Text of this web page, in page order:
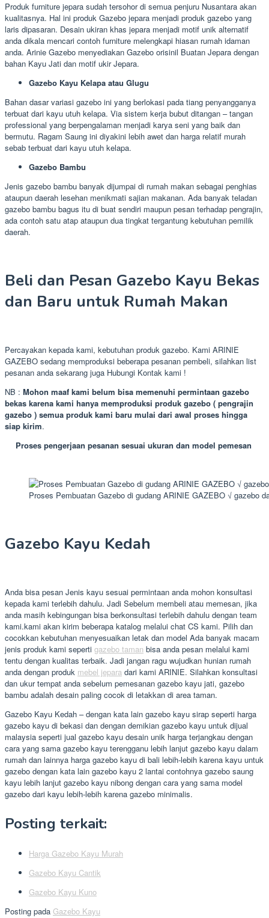
Produk furniture jepara sudah tersohor di semua penjuru Nusantara akan
kualitasnya. Hal ini produk Gazebo jepara menjadi produk gazebo yang
laris dipasaran. Desain ukiran khas jepara menjadi motif unik alternatif
anda dikala mencari contoh furniture melengkapi hiasan rumah idaman
anda. Arinie Gazebo menyediakan Gazebo orisinil Buatan Jepara dengan
bahan Kayu Jati dan motif ukir Jepara.
Gazebo Kayu Kelapa atau Glugu
Bahan dasar variasi gazebo ini yang berlokasi pada tiang penyangganya
terbuat dari kayu utuh kelapa. Via sistem kerja bubut ditangan – tangan
professional yang berpengalaman menjadi karya seni yang baik dan
bermutu. Ragam Saung ini diyakini lebih awet dan harga relatif murah
sebab terbuat dari kayu utuh kelapa.
Gazebo Bambu
Jenis gazebo bambu banyak dijumpai di rumah makan sebagai penghias
ataupun daerah lesehan menikmati sajian makanan. Ada banyak teladan
gazebo bambu bagus itu di buat sendiri maupun pesan terhadap pengrajin,
ada contoh satu atap ataupun dua tingkat tergantung kebutuhan pemilik
daerah.
Beli dan Pesan Gazebo Kayu Bekas
dan Baru untuk Rumah Makan
Percayakan kepada kami, kebutuhan produk gazebo. Kami ARINIE
GAZEBO sedang memproduksi beberapa pesanan pembeli, silahkan list
pesanan anda sekarang juga Hubungi Kontak kami !
NB : Mohon maaf kami belum bisa memenuhi permintaan gazebo
bekas karena kami hanya memproduksi produk gazebo ( pengrajin
gazebo ) semua produk kami baru mulai dari awal proses hingga
siap kirim.
Proses pengerjaan pesanan sesuai ukuran dan model pemesan
Proses Pembuatan Gazebo di gudang ARINIE GAZEBO √ gazebo
Gazebo Kayu Kedah
Anda bisa pesan Jenis kayu sesuai permintaan anda mohon konsultasi
kepada kami terlebih dahulu. Jadi Sebelum membeli atau memesan, jika
anda masih kebingungan bisa berkonsultasi terlebih dahulu dengan team
kami.kami akan kirim beberapa katalog melalui chat CS kami. Pilih dan
cocokkan kebutuhan menyesuaikan letak dan model Ada banyak macam
jenis produk kami seperti gazebo taman bisa anda pesan melalui kami
tentu dengan kualitas terbaik. Jadi jangan ragu wujudkan hunian rumah
anda dengan produk mebel jepara dari kami ARINIE. Silahkan konsultasi
dan ukur tempat anda sebelum pemesanan gazebo kayu jati, gazebo
bambu adalah desain paling cocok di letakkan di area taman.
Gazebo Kayu Kedah – dengan kata lain gazebo kayu sirap seperti harga
gazebo kayu di bekasi dan dengan demikian gazebo kayu untuk dijual
malaysia seperti jual gazebo kayu desain unik harga terjangkau dengan
cara yang sama gazebo kayu terengganu lebih lanjut gazebo kayu dalam
rumah dan lainnya harga gazebo kayu di bali lebih-lebih karena kayu untuk
gazebo dengan kata lain gazebo kayu 2 lantai contohnya gazebo saung
kayu lebih lanjut gazebo kayu nibong dengan cara yang sama model
gazebo dari kayu lebih-lebih karena gazebo minimalis.
Posting terkait:
Harga Gazebo Kayu Murah
Gazebo Kayu Cantik
Gazebo Kayu Kuno
Posting pada Gazebo Kayu